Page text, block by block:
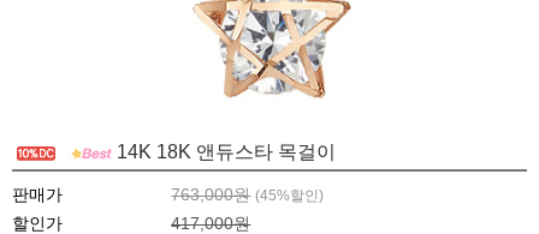
14K 18K 앤듀스타 목걸이
판매가 763,000원 (45%할인)
할인가
417,000원